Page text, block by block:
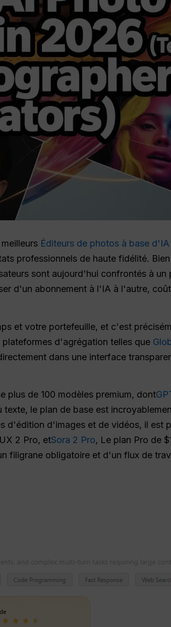
Éditeurs de photos à base d'IA
professionnels de haute fidélité.
sont aujourd'hui confrontés à un
d'un abonnement à l'IA à l'autre,
et votre portefeuille, et c'est
d'agrégation telles que
dans une interface
plus de 100 modèles premium, dont
le plan de base est
d'édition d'images et de vidéos, il est
2 Pro, etSora 2 Pro, Le plan Pro de
filigrane obligatoire et d'un flux de